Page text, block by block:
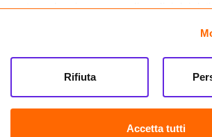
partner che si occupano di analisi dei
informazioni che hai fornito loro o che
tuo utilizzo dei loro servizi.
Accetta tutti
Rifiuta
Farma.it S.a.s. P. IVA 07417261216 REA: NA-884088
CREDITS
Sede legale Via delle Repubbliche Marinare 128, 80147